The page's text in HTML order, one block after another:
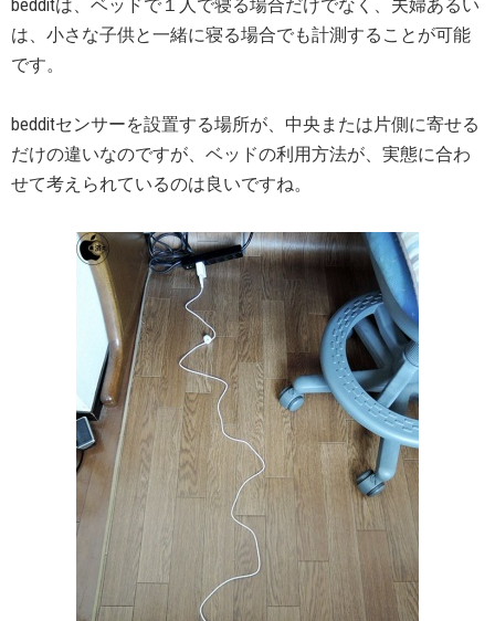
bedditは、ベッドで１人で寝る場合だけでなく、夫婦あるい
は、小さな子供と一緒に寝る場合でも計測することが可能
です。
bedditセンサーを設置する場所が、中央または片側に寄せる
だけの違いなのですが、ベッドの利用方法が、実態に合わ
せて考えられているのは良いですね。